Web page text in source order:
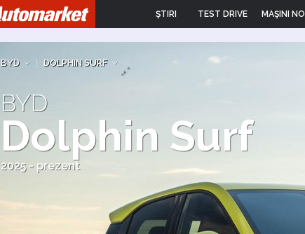
ŞTIRI TEST DRIVE MAŞINI NOI
BYD DOLPHIN SURF
BYD
Dolphin Surf
2025 - prezent